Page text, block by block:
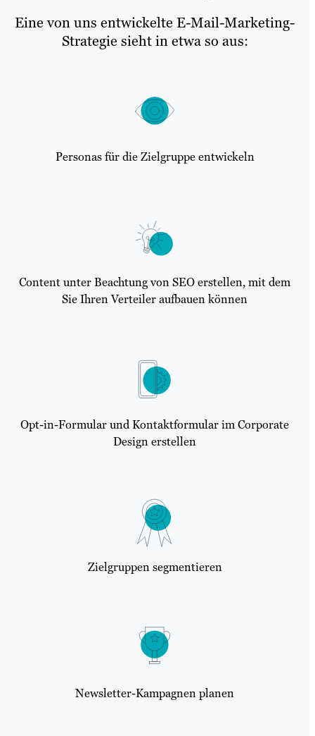
Eine von uns entwickelte E-Mail-Marketing-
Strategie sieht in etwa so aus:
Personas für die Zielgruppe entwickeln
Content unter Beachtung von SEO erstellen, mit dem
Sie Ihren Verteiler aufbauen können
Opt-in-Formular und Kontaktformular im Corporate
Design erstellen
Zielgruppen segmentieren
Newsletter-Kampagnen planen